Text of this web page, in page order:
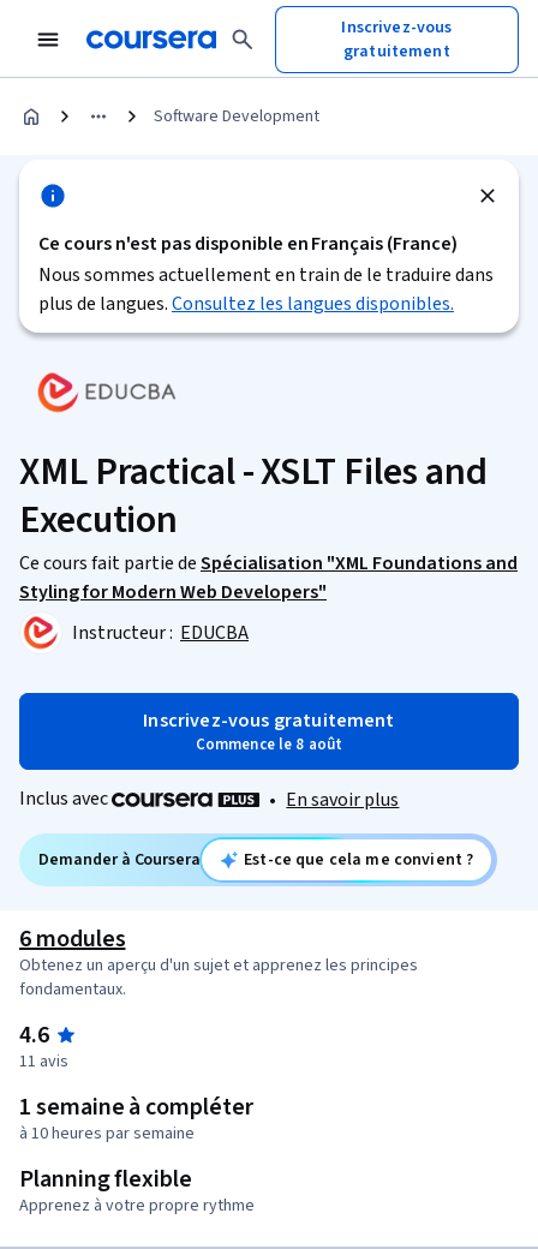
Inscrivez-vous
gratuitement
Software Development
Ce cours n'est pas disponible en Français (France)
Nous sommes actuellement en train de le traduire dans
plus de langues.Consultez les langues disponibles.
XML Practical - XSLT Files and
Execution
Ce cours fait partie deSpécialisation "XML Foundations and
Styling for Modern Web Developers"
Instructeur : EDUCBA
Inscrivez-vous gratuitement
Commence le 8 août
Inclus avec • En savoir plus
Demander à Coursera Est-ce que cela me convient ?
6 modules
Obtenez un aperçu d'un sujet et apprenez les principes
fondamentaux.
4.6
11 avis
1 semaine à compléter
à 10 heures par semaine
Planning flexible
Apprenez à votre propre rythme